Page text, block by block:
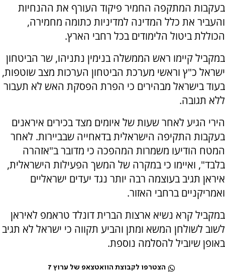
בעקבות המתקפה החמיר פיקוד העורף את ההנחיות
והעביר את כלל המדינה למדיניות כתומה מחמירה,
הכוללת ביטול הלימודים בכל רחבי הארץ.
במקביל קיימו ראש הממשלה בנימין נתניהו, שר הביטחון
ישראל כ"ץ וראשי מערכת הביטחון הערכות מצב שוטפות,
בעוד בישראל מבהירים כי הפרת הפסקת האש לא תעבור
ללא תגובה.
הירי הגיע לאחר שעות של איומים מצד בכירים איראנים
בעקבות התקיפה הישראלית בדאחייה שבביירות. לאחר
המטח הודיעו משמרות המהפכה כי מדובר ב"אזהרה
בלבד", ואיימו כי במקרה של המשך הפעילות הישראלית,
איראן תגיב בעוצמה רבה יותר נגד יעדים ישראליים
ואמריקניים ברחבי האזור.
במקביל קרא נשיא ארצות הברית דונלד טראמפ לאיראן
לשוב לשולחן המשא ומתן והביע תקווה כי ישראל לא תגיב
באופן שיוביל להסלמה נוספת.
הצטרפו לקבוצת הוואטצאפ של ערוץ 7